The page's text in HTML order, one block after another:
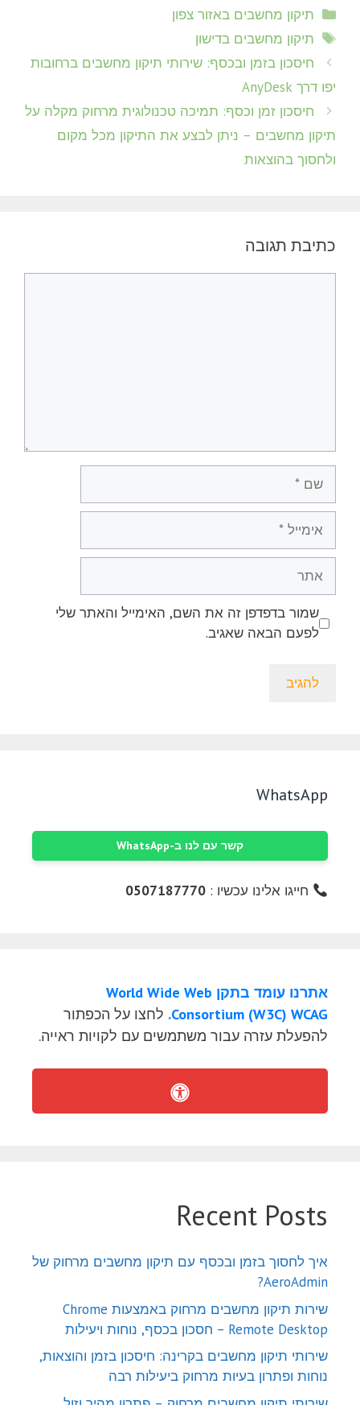
קטגוריות
תיקון מחשבים באזור צפון
תגיות
תיקון מחשבים בדישון
חיסכון בזמן ובכסף: שירותי תיקון מחשבים ברחובות
יפו דרך AnyDesk
חיסכון זמן וכסף: תמיכה טכנולוגית מרחוק מקלה על
תיקון מחשבים – ניתן לבצע את התיקון מכל מקום
ולחסוך בהוצאות
כתיבת תגובה
שמור בדפדפן זה את השם, האימייל והאתר שלי
לפעם הבאה שאגיב.
WhatsApp
קשר עם לנו ב-WhatsApp
חייגו אלינו עכשיו :0507187770
אתרנו עומד בתקן World Wide Web
Consortium (W3C) WCAG. לחצו על הכפתור
להפעלת עזרה עבור משתמשים עם לקויות ראייה.
Recent Posts
איך לחסוך בזמן ובכסף עם תיקון מחשבים מרחוק של
AeroAdmin?
שירות תיקון מחשבים מרחוק באמצעות Chrome
Remote Desktop – חסכון בכסף, נוחות ויעילות
שירותי תיקון מחשבים בקרינה: חיסכון בזמן והוצאות,
נוחות ופתרון בעיות מרחוק ביעילות רבה